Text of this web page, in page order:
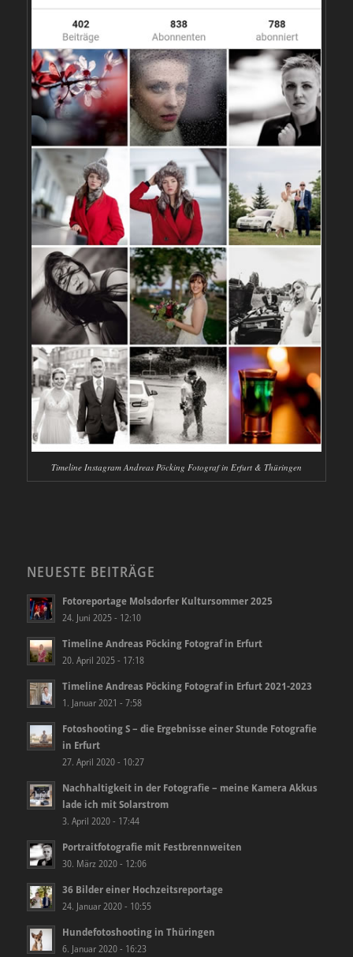
Timeline Instagram Andreas Pöcking Fotograf in Erfurt & Thüringen
NEUESTE BEITRÄGE
Fotoreportage Molsdorfer Kultursommer 2025
24. Juni 2025 - 12:10
Timeline Andreas Pöcking Fotograf in Erfurt
20. April 2025 - 17:18
Timeline Andreas Pöcking Fotograf in Erfurt 2021-2023
1. Januar 2021 - 7:58
Fotoshooting S – die Ergebnisse einer Stunde Fotografie
in Erfurt
27. April 2020 - 10:27
Nachhaltigkeit in der Fotografie – meine Kamera Akkus
lade ich mit Solarstrom
3. April 2020 - 17:44
Portraitfotografie mit Festbrennweiten
30. März 2020 - 12:06
36 Bilder einer Hochzeitsreportage
24. Januar 2020 - 10:55
Hundefotoshooting in Thüringen
6. Januar 2020 - 16:23